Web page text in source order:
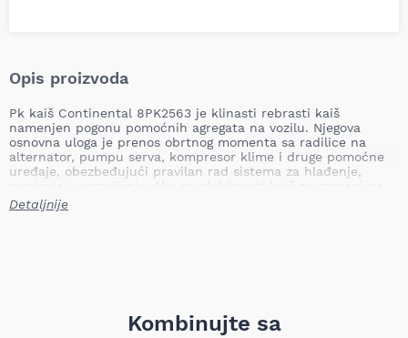
Opis proizvoda
Pk kaiš Continental 8PK2563 je klinasti rebrasti kaiš
namenjen pogonu pomoćnih agregata na vozilu. Njegova
osnovna uloga je prenos obrtnog momenta sa radilice na
alternator, pumpu serva, kompresor klime i druge pomoćne
uređaje, obezbeđujući pravilan rad sistema za hlađenje,
vreme, može doći do proklizavanja, gubitka napajanja
alternatora, pregrevanja motora, otkaza servo upravljača ili
Težina: 0,33 kg (TecDoc: 0,349 kg)
Detaljnije
Kombinujte sa